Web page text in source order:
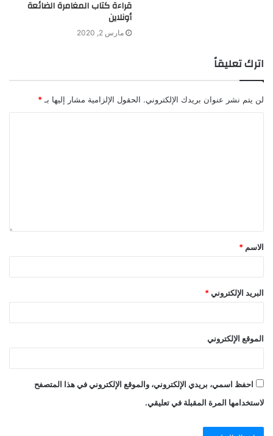
قراءة كتاب المغامرة الضائعة
أونلاين
مارس 2, 2020
اترك تعليقاً
لن يتم نشر عنوان بريدك الإلكتروني. الحقول الإلزامية مشار إليها بـ *
الاسم *
البريد الإلكتروني *
الموقع الإلكتروني
احفظ اسمي، بريدي الإلكتروني، والموقع الإلكتروني في هذا المتصفح
لاستخدامها المرة المقبلة في تعليقي.